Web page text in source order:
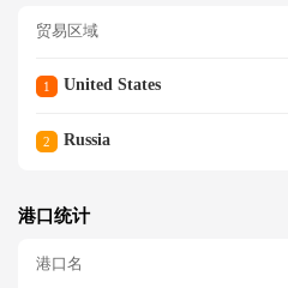
贸易区域
1 United States
2 Russia
港口统计
港口名